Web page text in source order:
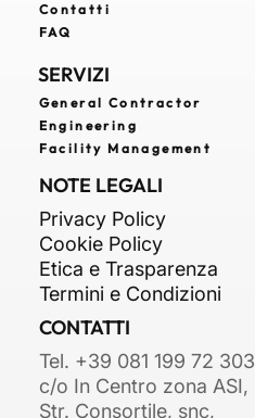
Contatti
FAQ
SERVIZI
General Contractor
Engineering
Facility Management
NOTE LEGALI
Privacy Policy
Cookie Policy
Etica e Trasparenza
Termini e Condizioni
CONTATTI
Tel. +39 081 199 72 303
c/o In Centro zona ASI,
Str. Consortile, snc,